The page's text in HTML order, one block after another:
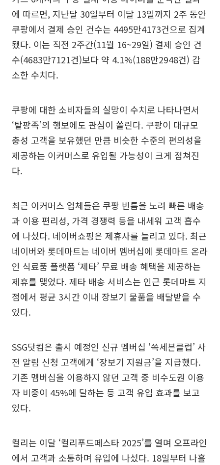
에 따르면, 지난달 30일부터 이달 13일까지 2주 동안
쿠팡에서 결제 승인 건수는 4495만4173건으로 집계
됐다. 이는 직전 2주간(11월 16~29일) 결제 승인 건
수(4683만7121건)보다 약 4.1%(188만2948건) 감
소한 수치다.
쿠팡에 대한 소비자들의 실망이 수치로 나타나면서
‘탈팡족’의 행보에도 관심이 쏠린다. 쿠팡이 대규모
충성 고객을 보유했던 만큼 비슷한 수준의 편의성을
제공하는 이커머스로 유입될 가능성이 크게 점쳐진
다.
최근 이커머스 업체들은 쿠팡 빈틈을 노려 빠른 배송
과 이용 편리성, 가격 경쟁력 등을 내세워 고객 흡수
에 나섰다. 네이버쇼핑은 제휴사를 늘리고 있다. 최근
네이버와 롯데마트는 네이버 멤버십에 롯데마트 온라
인 식료품 플랫폼 ‘제타’ 무료 배송 혜택을 제공하는
제휴를 맺었다. 제타 배송 서비스는 인근 롯데마트 지
점에서 평균 3시간 이내 장보기 물품을 배달받을 수
있다.
SSG닷컴은 출시 예정인 신규 멤버십 ‘쓱세븐클럽’ 사
전 알림 신청 고객에게 ‘장보기 지원금’을 지급했다.
기존 멤버십을 이용하지 않던 고객 중 비수도권 이용
자 비중이 45%에 달하는 등 고객 유입 효과를 보고
있다.
컬리는 이달 ‘컬리푸드페스타 2025’를 열며 오프라인
에서 고객과 소통하며 유입에 나섰다. 18일부터 나흘